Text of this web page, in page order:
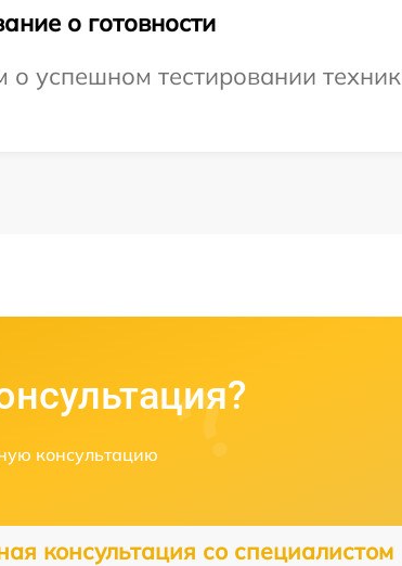
о готовности
успешном тестировании
консультацию
консультация со специалистом